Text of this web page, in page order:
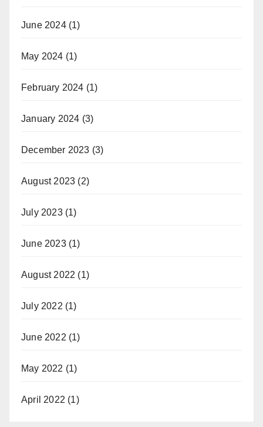
June 2024(1)
May 2024 (1)
February 2024 (1)
January 2024 (3)
December 2023 (3)
August 2023 (2)
July 2023(1)
June 2023(1)
August 2022 (1)
July 2022 (1)
June 2022 (1)
May 2022 (1)
April 2022 (1)